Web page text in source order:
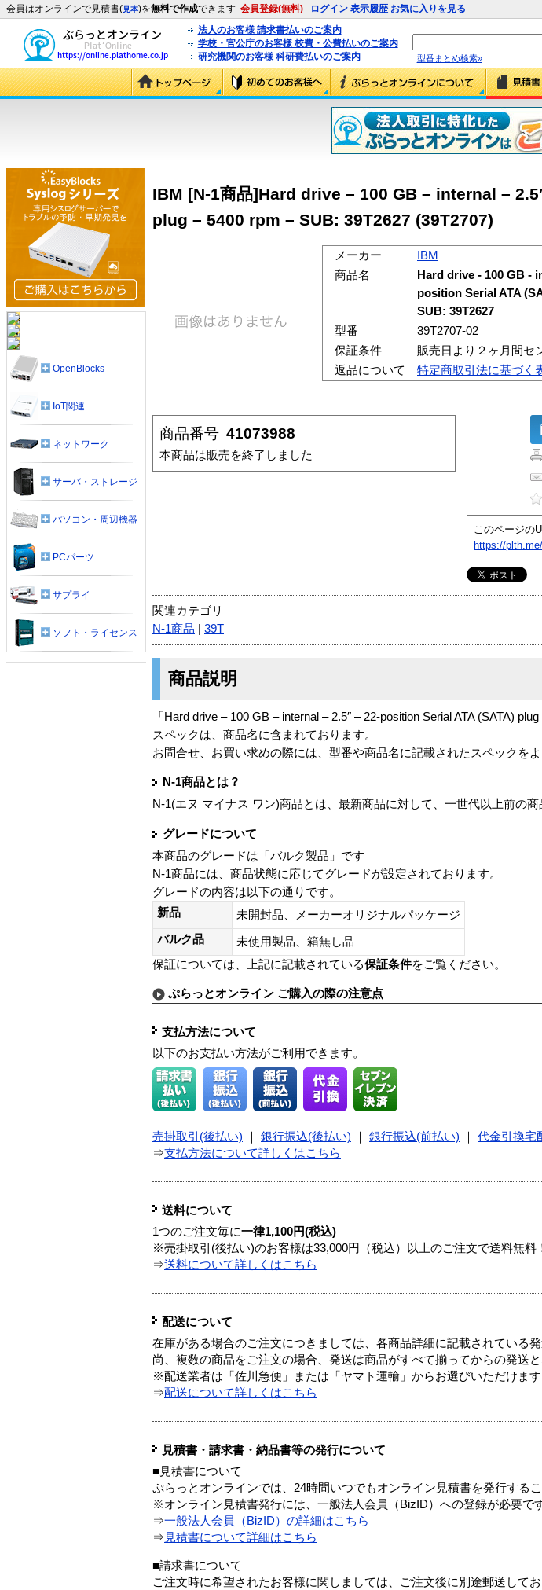
会員はオンラインで見積書(見本)を無料で作成できます 会員登録(無料) ログイン 表示履歴 お気に入りを見る
法人のお客様 請求書払いのご案内
学校・官公庁のお客様 校費・公費払いのご案内
研究機関のお客様 科研費払いのご案内
型番まとめ検索»
IBM [N-1商品]Hard drive – 100 GB – internal –
plug – 5400 rpm – SUB: 39T2627 (39T2707)
メーカー
IBM
商品名
Hard drive - 100 GB -
position Serial ATA
SUB: 39T2627
型番
39T2707-02
保証条件
販売日より２ヶ月間セ
返品について
特定商取引法に基づく
商品番号 41073988
本商品は販売を終了しました
このページの
https://
関連カテゴリ
N-1商品
39T
商品説明
「Hard drive – 100 GB – internal – 2.5″ – 22-position Serial ATA (SATA)
スペックは、商品名に含まれております。
お問合せ、お買い求めの際には、型番や商品名に記載されたスペックをよ
N-1商品とは？
N-1(エヌ マイナス ワン)商品とは、最新商品に対して、一世代以上前の商
グレードについて
本商品のグレードは「バルク製品」です
N-1商品には、商品状態に応じてグレードが設定されております。
グレードの内容は以下の通りです。
新品
未開封品、メーカーオリジナルパッケージ
バルク品
未使用製品、箱無し品
保証については、上記に記載されている保証条件をご覧ください。
ぷらっとオンライン ご購入の際の注意点
支払方法について
以下のお支払い方法がご利用できます。
売掛取引(後払い) 銀行振込(後払い) 銀行振込(前払い) 代金引換宅
⇒支払方法について詳しくはこちら
送料について
1つのご注文毎に一律1,100円(税込)
※売掛取引(後払い)のお客様は33,000円（税込）以上のご注文で送料無料
⇒送料について詳しくはこちら
配送について
在庫がある場合のご注文につきましては、各商品詳細に記載されている
尚、複数の商品をご注文の場合、発送は商品がすべて揃ってからの発送と
※配送業者は「佐川急便」または「ヤマト運輸」からお選びいただけます
⇒配送について詳しくはこちら
見積書・請求書・納品書等の発行について
■見積書について
ぷらっとオンラインでは、24時間いつでもオンライン見積書を発行するこ
※オンライン見積書発行には、一般法人会員（BizID）への登録が必要です
⇒一般法人会員（BizID）の詳細はこちら
⇒ 見積書について詳細はこちら
■請求書について
ご注文時に希望されたお客様に関しましては、ご注文後に別途郵送してお
OpenBlocks
IoT関連
ネットワーク
サーバ・ストレージ
パソコン・周辺機器
PCパーツ
サプライ
ソフト・ライセンス